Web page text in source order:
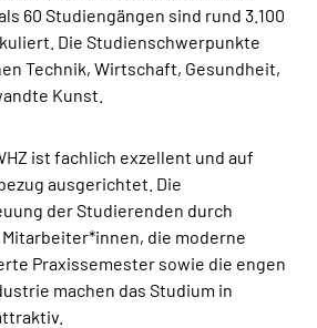
60 Studiengängen sind rund 3.100
Die Studienschwerpunkte
Technik, Wirtschaft, Gesundheit,
Kunst.
ist fachlich exzellent und auf
ausgerichtet. Die
der Studierenden durch
die moderne
Praxissemester sowie die engen
machen das Studium in